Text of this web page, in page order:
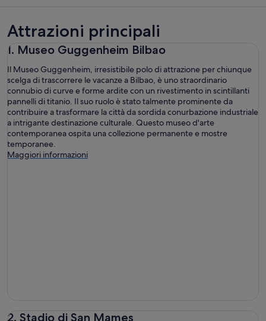
Attrazioni principali
1. Museo Guggenheim Bilbao
Il Museo Guggenheim, irresistibile polo di attrazione per chiunque
scelga di trascorrere le vacanze a Bilbao, è uno straordinario
connubio di curve e forme ardite con un rivestimento in scintillanti
pannelli di titanio. Il suo ruolo è stato talmente prominente da
contribuire a trasformare la città da sordida conurbazione industriale
a intrigante destinazione culturale. Questo museo d'arte
contemporanea ospita una collezione permanente e mostre
temporanee.
Maggiori informazioni
2. Stadio di San Mames